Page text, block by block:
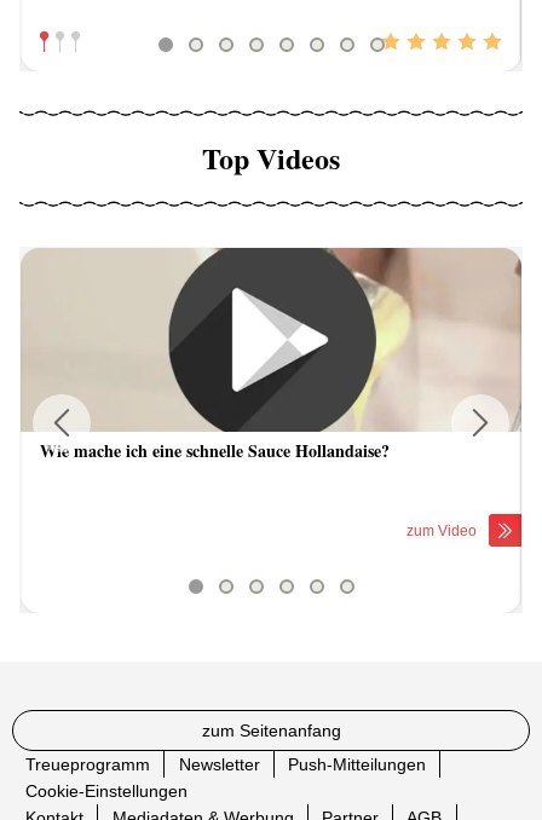
Top Videos
Wie mache ich eine schnelle Sauce Hollandaise?
zum Video
Previous
zum Seitenanfang
Treueprogramm
Newsletter
Push-Mitteilungen
Cookie-Einstellungen